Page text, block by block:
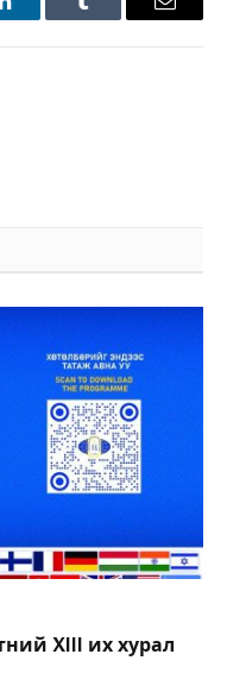
LinkedInTumblr Имэйл
XIII их хурал